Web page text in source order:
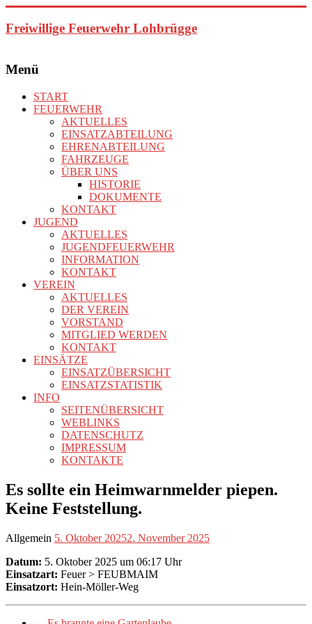
Inhalt
springen
Freiwillige Feuerwehr Lohbrügge
Menü
START
FEUERWEHR
AKTUELLES
EINSATZABTEILUNG
EHRENABTEILUNG
FAHRZEUGE
ÜBER UNS
HISTORIE
DOKUMENTE
KONTAKT
JUGEND
AKTUELLES
JUGENDFEUERWEHR
INFORMATION
KONTAKT
VEREIN
AKTUELLES
DER VEREIN
VORSTAND
MITGLIED WERDEN
KONTAKT
EINSÄTZE
EINSATZÜBERSICHT
EINSATZSTATISTIK
INFO
SEITENÜBERSICHT
WEBLINKS
DATENSCHUTZ
IMPRESSUM
KONTAKTE
Es sollte ein Heimwarnmelder piepen.
Keine Feststellung.
Allgemein 5. Oktober 20252. November 2025
Datum: 5. Oktober 2025 um 06:17 Uhr
Einsatzart: Feuer > FEUBMAIM
Einsatzort: Hein-Möller-Weg